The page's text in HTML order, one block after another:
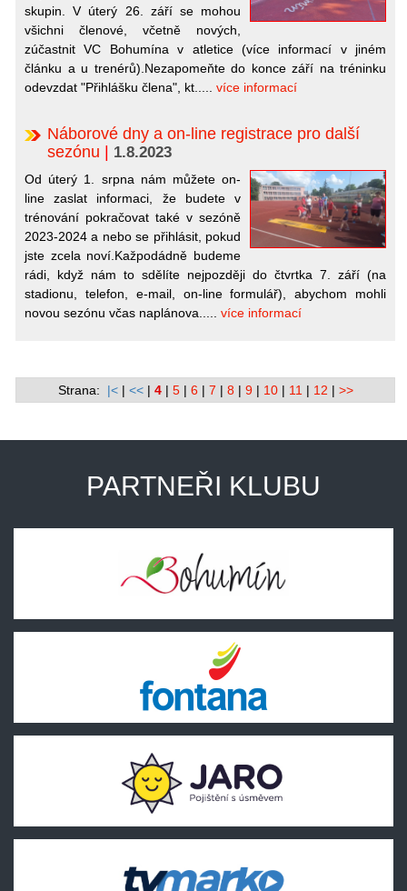
skupin. V úterý 26. září se mohou
všichni členové, včetně nových,
zúčastnit VC Bohumína v atletice (více informací v jiném
článku a u trenérů).Nezapomeňte do konce září na tréninku
odevzdat "Přihlášku člena", kt..... více informací
Náborové dny a on-line registrace pro další
sezónu
1.8.2023
Od úterý 1. srpna nám můžete on-
line zaslat informaci, že budete v
trénování pokračovat také v sezóně
2023-2024 a nebo se přihlásit, pokud
jste zcela noví.Kažpodádně budeme
rádi, když nám to sdělíte nejpozději do čtvrtka 7. září (na
stadionu, telefon, e-mail, on-line formulář), abychom mohli
novou sezónu včas naplánova..... více informací
Strana: |<| <<| 4| 5| 6 | 7 | 8 | 9| 10| 11 | 12 | >>
PARTNEŘI KLUBU